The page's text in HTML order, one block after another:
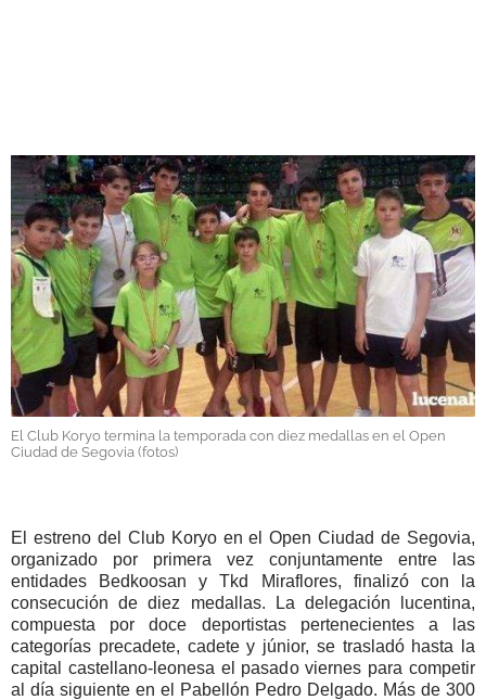
NECROLÓGICAS
GALERÍAS
El Club Koryo termina la temporada con diez medallas en el Open
Ciudad de Segovia (fotos)
El estreno del Club Koryo en el Open Ciudad de Segovia,
organizado por primera vez conjuntamente entre las
entidades Bedkoosan y Tkd Miraflores, finalizó con la
consecución de diez medallas. La delegación lucentina,
compuesta por doce deportistas pertenecientes a las
categorías precadete, cadete y júnior, se trasladó hasta la
capital castellano-leonesa el pasado viernes para competir
al día siguiente en el Pabellón Pedro Delgado. Más de 300